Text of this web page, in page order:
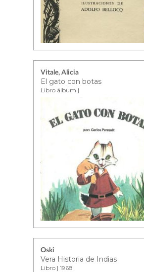
Vitale, Alicia
El gato con botas
Libro álbum |
Oski
Vera Historia de Indias
Libro | 1968